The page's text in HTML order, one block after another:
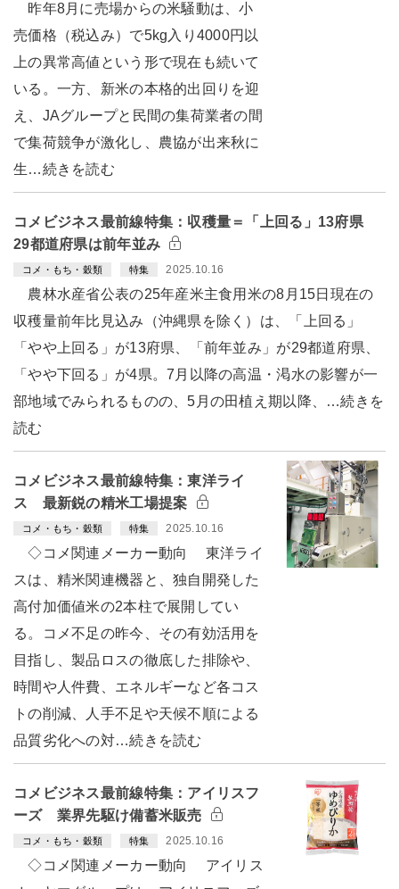
昨年8月に売場からの米騒動は、小
売価格（税込み）で5kg入り4000円以
上の異常高値という形で現在も続いて
いる。一方、新米の本格的出回りを迎
え、JAグループと民間の集荷業者の間
で集荷競争が激化し、農協が出来秋に
生…続きを読む
コメビジネス最前線特集：収穫量＝「上回る」13府県
29都道府県は前年並み
コメ・もち・穀類 特集 2025.10.16
農林水産省公表の25年産米主食用米の8月15日現在の
収穫量前年比見込み（沖縄県を除く）は、「上回る」
「やや上回る」が13府県、「前年並み」が29都道府県、
「やや下回る」が4県。7月以降の高温・渇水の影響が一
部地域でみられるものの、5月の田植え期以降、…続きを
読む
コメビジネス最前線特集：東洋ライ
ス 最新鋭の精米工場提案
コメ・もち・穀類 特集 2025.10.16
◇コメ関連メーカー動向 東洋ライ
スは、精米関連機器と、独自開発した
高付加価値米の2本柱で展開してい
る。コメ不足の昨今、その有効活用を
目指し、製品ロスの徹底した排除や、
時間や人件費、エネルギーなど各コス
トの削減、人手不足や天候不順による
品質劣化への対…続きを読む
コメビジネス最前線特集：アイリスフ
ーズ 業界先駆け備蓄米販売
コメ・もち・穀類 特集 2025.10.16
◇コメ関連メーカー動向 アイリス